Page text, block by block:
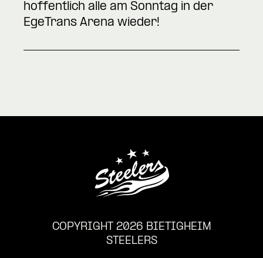
hoffentlich alle am Sonntag in der
EgeTrans Arena wieder!
COPYRIGHT 2026 BIETIGHEIM
STEELERS